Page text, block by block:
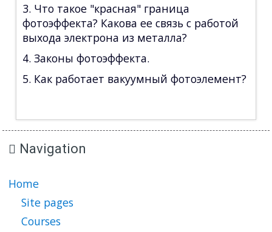
3. Что такое "красная" граница
фотоэффекта? Какова ее связь с работой
выхода электрона из металла?
4. Законы фотоэффекта.
5. Как работает вакуумный фотоэлемент?
Navigation
Home
Site pages
Courses